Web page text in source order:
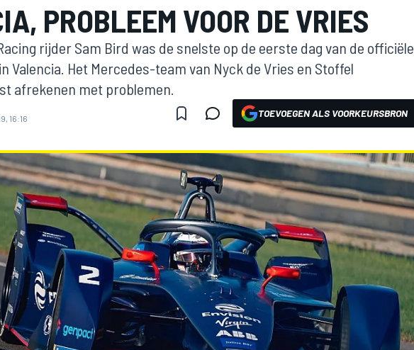
PROBLEEM VOOR DE VRIES
rijder Sam Bird was de snelste op de eerste dag van de officiële
Valencia. Het Mercedes-team van Nyck de Vries en Stoffel
afrekenen met problemen.
16:16 TOEVOEGEN ALS VOORKEURSBRON